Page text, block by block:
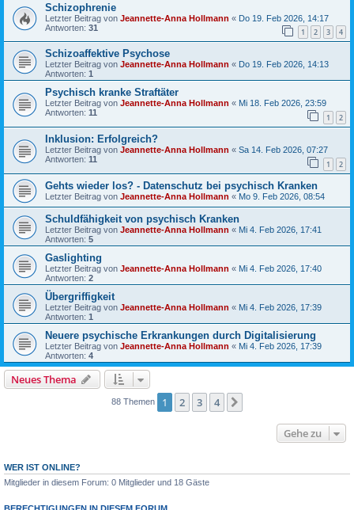
Schizophrenie
Letzter Beitrag von Jeannette-Anna Hollmann « Do 19. Feb 2026, 14:17
Antworten: 31 1 2 3 4
Schizoaffektive Psychose
Letzter Beitrag von Jeannette-Anna Hollmann « Do 19. Feb 2026, 14:13
Antworten: 1
Psychisch kranke Straftäter
Letzter Beitrag von Jeannette-Anna Hollmann « Mi 18. Feb 2026, 23:59
Antworten: 11 1 2
Inklusion: Erfolgreich?
Letzter Beitrag von Jeannette-Anna Hollmann « Sa 14. Feb 2026, 07:27
Antworten: 11 1 2
Gehts wieder los? - Datenschutz bei psychisch Kranken
Letzter Beitrag von Jeannette-Anna Hollmann « Mo 9. Feb 2026, 08:54
Schuldfähigkeit von psychisch Kranken
Letzter Beitrag von Jeannette-Anna Hollmann « Mi 4. Feb 2026, 17:41
Antworten: 5
Gaslighting
Letzter Beitrag von Jeannette-Anna Hollmann « Mi 4. Feb 2026, 17:40
Antworten: 2
Übergriffigkeit
Letzter Beitrag von Jeannette-Anna Hollmann « Mi 4. Feb 2026, 17:39
Antworten: 1
Neuere psychische Erkrankungen durch Digitalisierung
Letzter Beitrag von Jeannette-Anna Hollmann « Mi 4. Feb 2026, 17:39
Antworten: 4
Neues Thema
88 Themen 1 2 3 4
Gehe zu
WER IST ONLINE?
Mitglieder in diesem Forum: 0 Mitglieder und 18 Gäste